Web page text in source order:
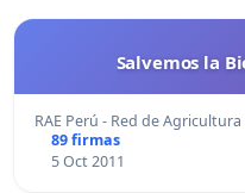
Salvemos la
RAE Perú - Red de
89 firmas
5 Oct 2011